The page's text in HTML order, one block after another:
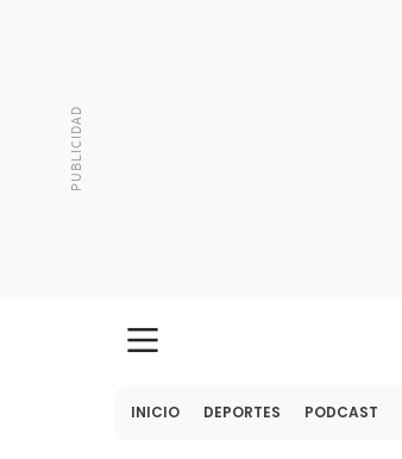
INICIO DEPORTES PODCAST